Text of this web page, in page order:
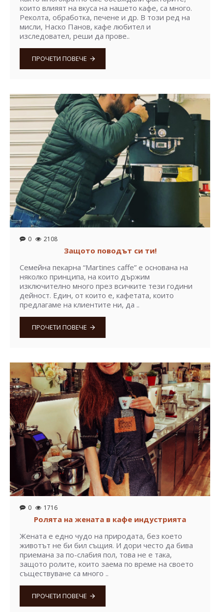
които влияят на вкуса на нашето кафе, са много.
Реколта, обработка, печене и др. В този ред на
мисли, Наско Панов, кафе любител и
изследовател, реши да прове..
ПРОЧЕТИ ПОВЕЧЕ
0 2108
Защото поводът си ти!
Семейна пекарна “Martines caffe” е основана на
няколко принципа, на които държим
изключително много през всичките тези години
дейност. Един, от които е, кафетата, които
предлагаме на клиентите ни, да ..
ПРОЧЕТИ ПОВЕЧЕ
0 1716
Ролята на жената в кафе индустрията
Жената е едно чудо на природата, без което
животът не би бил същия. И дори често да бива
приемана за по-слабия пол, това не е така,
защото ролите, които заема по време на своето
съществуване са много ..
ПРОЧЕТИ ПОВЕЧЕ